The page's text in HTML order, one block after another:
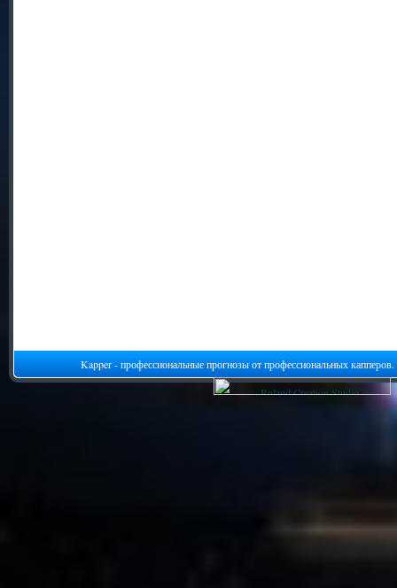
Kapper - профессиональные прогнозы от профессиональных